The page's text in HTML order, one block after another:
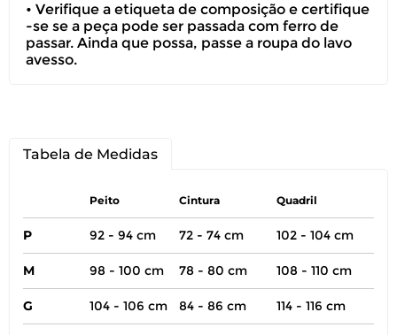
• Verifique a etiqueta de composição e certifique
-se se a peça pode ser passada com ferro de
passar. Ainda que possa, passe a roupa do lavo
avesso.
Tabela de Medidas
Peito Cintura Quadril
P 92 - 94 cm 72 - 74 cm 102 - 104 cm
M 98 - 100 cm 78 - 80 cm 108 - 110 cm
G 104 - 106 cm 84 - 86 cm 114 - 116 cm